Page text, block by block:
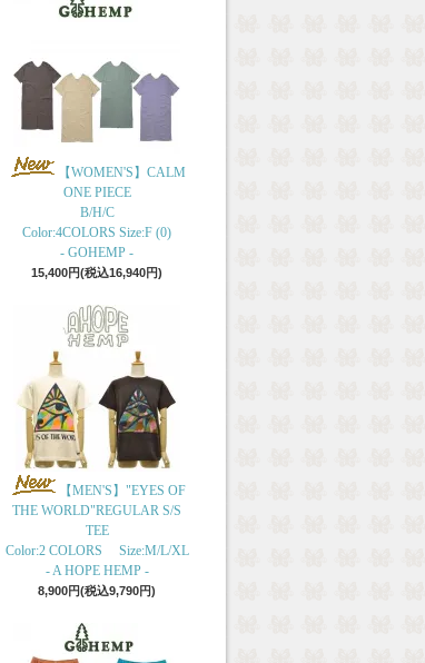
【WOMEN'S】CALM
ONE PIECE
B/H/C
Color:4COLORS Size:F (0)
- GOHEMP -
15,400円(税込16,940円)
【MEN'S】"EYES OF
THE WORLD"REGULAR S/S
TEE
Color:2 COLORS Size:M/L/XL
- A HOPE HEMP -
8,900円(税込9,790円)